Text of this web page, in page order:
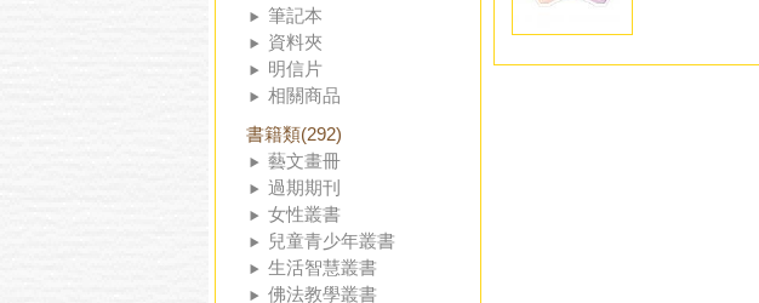
筆記本
資料夾
明信片
相關商品
書籍類(292)
藝文畫冊
過期期刊
女性叢書
兒童青少年叢書
生活智慧叢書
佛法教學叢書